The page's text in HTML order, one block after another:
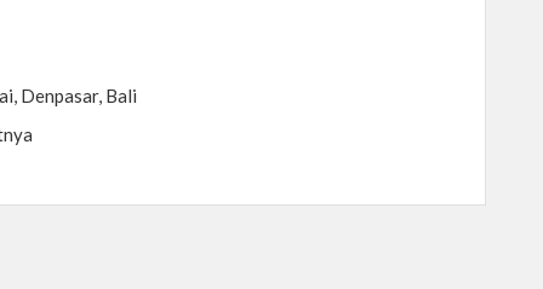
Denpasar, Bali